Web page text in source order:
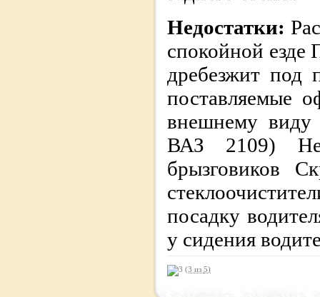
Недостатки:
спокойной езде
дребезжит под
поставляемые
внешнему виду
ВАЗ 2109)
брызговиков
посадку
у сидения
(3 из 5)